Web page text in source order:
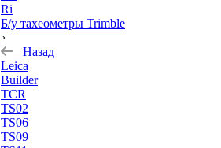
Ri
Б/у тахеометры Trimble
Назад
Leica
Builder
TCR
TS02
TS06
TS09